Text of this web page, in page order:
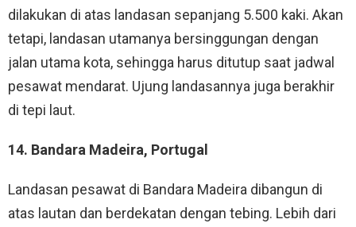
dilakukan di atas landasan sepanjang 5.500 kaki. Akan
tetapi, landasan utamanya bersinggungan dengan
jalan utama kota, sehingga harus ditutup saat jadwal
pesawat mendarat. Ujung landasannya juga berakhir
di tepi laut.
14. Bandara Madeira, Portugal
Landasan pesawat di Bandara Madeira dibangun di
atas lautan dan berdekatan dengan tebing. Lebih dari